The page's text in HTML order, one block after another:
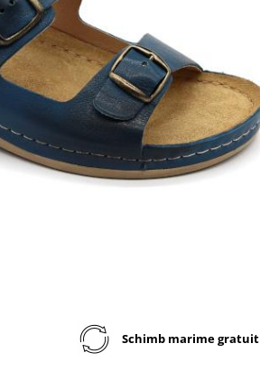
Schimb marime gratuit